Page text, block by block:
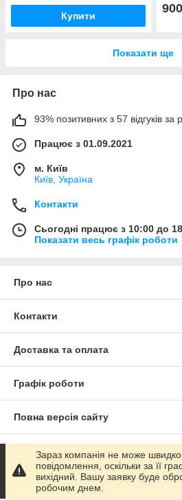
Купити
900
Показати ще
Про нас
93% позитивних з 57 відгуків за
Працює з 01.09.2021
м. Київ
Київ, Україна
Контакти
Сьогодні працює з 10:00 до
Показати весь графік роботи
Про нас
Контакти
Доставка та оплата
Графік роботи
Повна версія сайту
Сайт створено на маркетплейсі
Політика конфіденційності
Зараз компанія не може
повідомлення, оскільки за її
вихідний. Вашу заявку буде
робочим днем.